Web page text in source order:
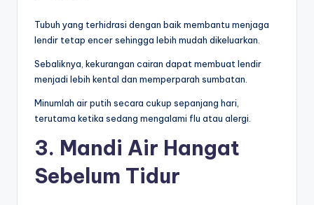
Tubuh yang terhidrasi dengan baik membantu menjaga
lendir tetap encer sehingga lebih mudah dikeluarkan.
Sebaliknya, kekurangan cairan dapat membuat lendir
menjadi lebih kental dan memperparah sumbatan.
Minumlah air putih secara cukup sepanjang hari,
terutama ketika sedang mengalami flu atau alergi.
3. Mandi Air Hangat
Sebelum Tidur